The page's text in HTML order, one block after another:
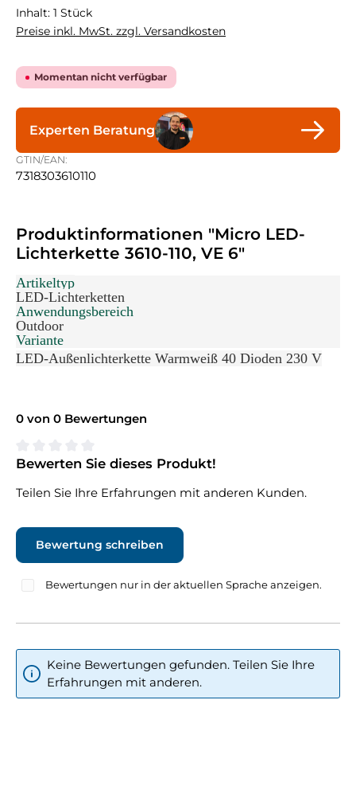
Inhalt: 1 Stück
Preise inkl. MwSt. zzgl. Versandkosten
Momentan nicht verfügbar
Experten Beratung
GTIN/EAN:
7318303610110
Produktinformationen "Micro LED-
Lichterkette 3610-110, VE 6"
Artikeltyp
LED-Lichterketten
Anwendungsbereich
Outdoor
Variante
LED-Außenlichterkette Warmweiß 40 Dioden 230 V
0 von 0 Bewertungen
Durchschnittliche Bewertung von 0 von 5 Sternen
Bewerten Sie dieses Produkt!
Teilen Sie Ihre Erfahrungen mit anderen Kunden.
Bewertung schreiben
Bewertungen nur in der aktuellen Sprache anzeigen.
Keine Bewertungen gefunden. Teilen Sie Ihre
Erfahrungen mit anderen.